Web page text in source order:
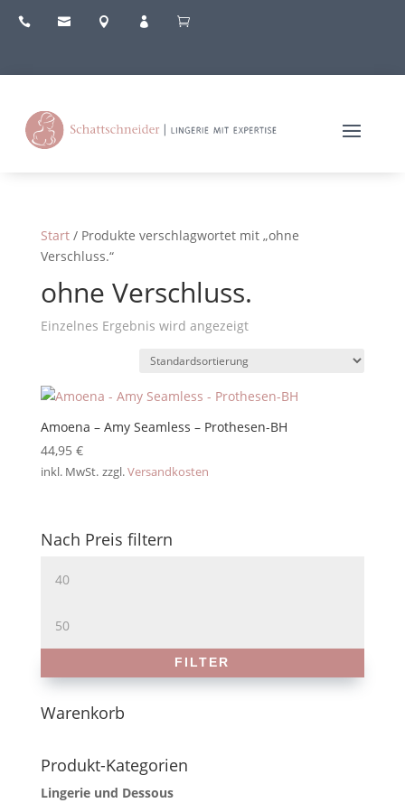
    
Start/ Produkte verschlagwortet mit „ohne
Verschluss.“
ohne Verschluss.
Einzelnes Ergebnis wird angezeigt
Amoena – Amy Seamless – Prothesen-BH
44,95 €
inkl. MwSt. zzgl.Versandkosten
Nach Preis filtern
FILTER
Warenkorb
Produkt-Kategorien
Lingerie und Dessous